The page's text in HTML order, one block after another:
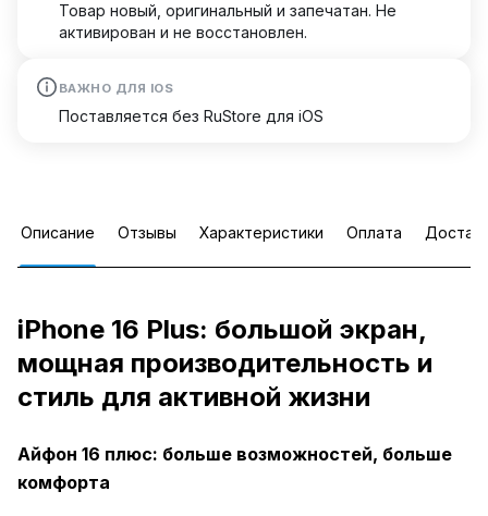
Товар новый, оригинальный и запечатан. Не
активирован и не восстановлен.
ВАЖНО ДЛЯ IOS
Поставляется без RuStore для iOS
Описание Отзывы Характеристики Оплата
iPhone 16 Plus: большой экран,
мощная производительность и
стиль для активной жизни
Айфон 16 плюс: больше возможностей, больше
комфорта